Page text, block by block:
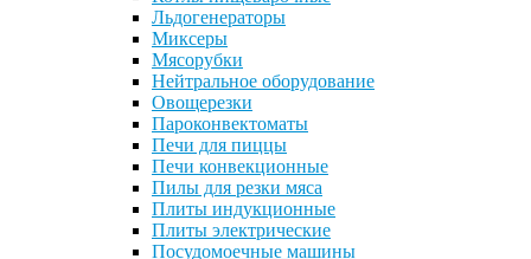
Льдогенераторы
Миксеры
Мясорубки
Нейтральное оборудование
Овощерезки
Пароконвектоматы
Печи для пиццы
Печи конвекционные
Пилы для резки мяса
Плиты индукционные
Плиты электрические
Посудомоечные машины